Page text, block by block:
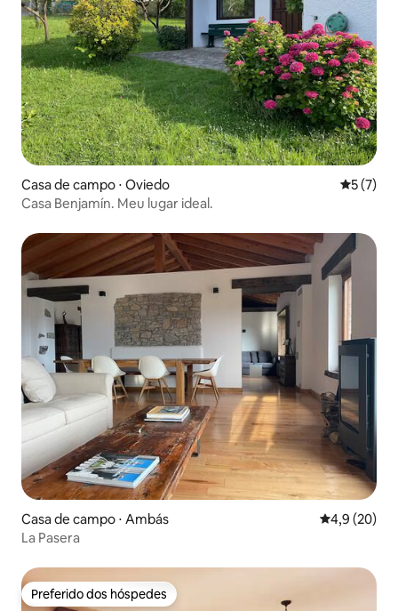
Casa de campo ⋅ Oviedo 5 de
5 (7)
Casa Benjamín. Meu lugar ideal.
Casa de campo ⋅ Ambás 4,9 de uma
4,9 (20)
La Pasera
Preferido dos hóspedes
Preferido dos hóspedes